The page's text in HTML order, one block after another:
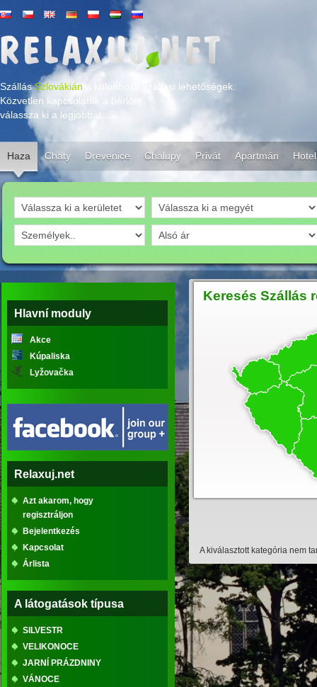
SzállásSzlovákián ,a különböző szállási lehetőségek.
Közvetlen kapcsolatok a bérlöre,
válassza ki a legjobbat....
Haza Chaty Drevenice Chalupy Privát Apartmán Hotel
Hlavní moduly
Akce
Kúpaliska
Lyžovačka
Relaxuj.net
Azt akarom, hogy
regisztráljon
Bejelentkezés
Kapcsolat
Árlista
A látogatások típusa
SILVESTR
VELIKONOCE
JARNÍ PRÁZDNINY
VÁNOCE
Keresés Szállás
A kiválasztott kategória nem